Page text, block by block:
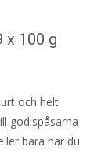
x 100 g
och helt
godispåsarna
bara när du